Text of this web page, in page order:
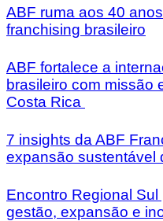
ABF ruma aos 40
franchising brasileiro
ABF fortalece a
brasileiro com missão
Costa Rica
7 insights da ABF
expansão sustentável
Encontro Regional
gestão, expansão e